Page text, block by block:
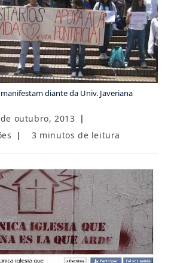
diante da Univ. Javeriana
outubro, 2013
Tempo
3 minutos de leitura